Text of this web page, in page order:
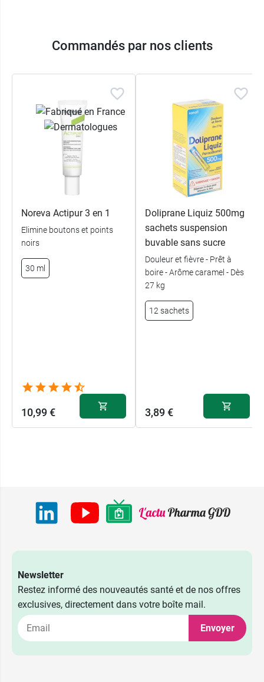
Commandés par nos clients
Noreva Actipur 3 en 1
Elimine boutons et points
noirs
30 ml
10,99 €
Doliprane Liquiz 500mg
sachets suspension
buvable sans sucre
Douleur et fièvre - Prêt à
boire - Arôme caramel - Dès
27 kg
12 sachets
3,89 €
Newsletter
Restez informé des nouveautés santé et de nos offres
exclusives, directement dans votre boîte mail.
Envoyer